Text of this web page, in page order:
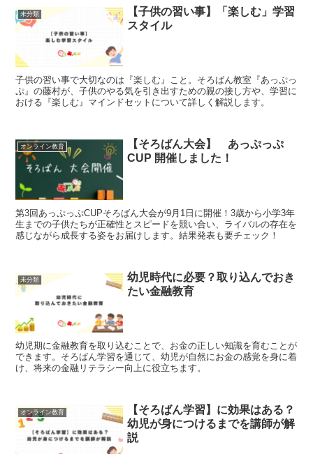
未分類
【子供の習い事】「楽しむ」学習
スタイル
子供の習い事で大切なのは『楽しむ』こと。そろばん教室『あっぷっ
ぷ』の藤村が、子供のやる気を引き出すための親の接し方や、学習に
おける『楽しむ』マインドセットについて詳しく解説します。
オンライン教育
【そろばん大会】 あっぷっぷ
CUP 開催しました！
第3回あっぷっぷCUPそろばん大会が9月1日に開催！3歳から小学3年
生までの子供たちが正確性とスピードを競い合い、ライバルの存在を
感じながら成長する姿をお届けします。結果発表も要チェック！
未分類
幼児時代に必要？取り込んでおき
たい金融教育
幼児期に金融教育を取り込むことで、お金の正しい知識を育むことが
できます。そろばん学習を通じて、幼児が自然にお金の感覚を身に着
け、将来の金融リテラシー向上に役立ちます。
オンライン教育
【そろばん学習】に効果はある？
幼児が身につけるまでを講師が解
説